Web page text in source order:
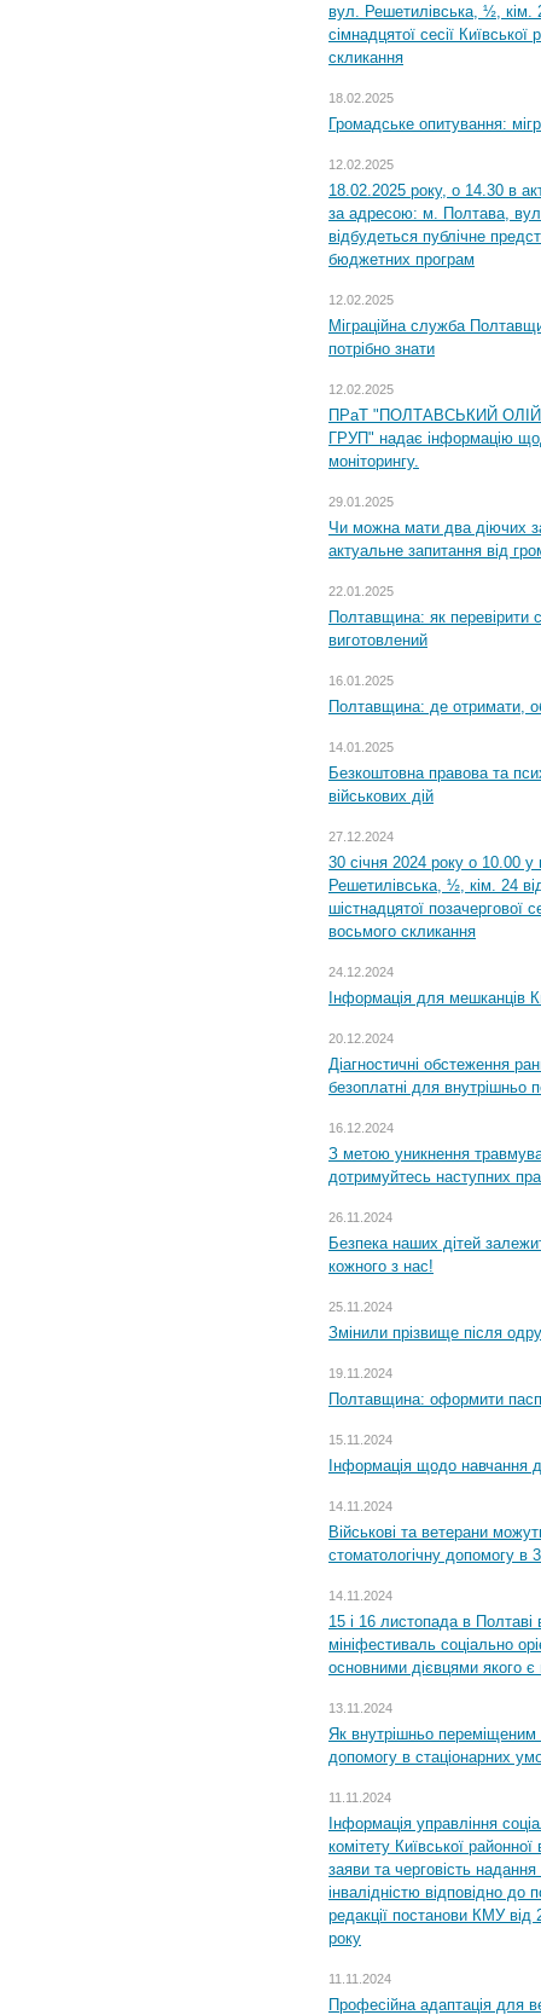
вул. Решетилівська, ½, кім.
сімнадцятої сесії
скликання
18.02.2025
Громадське опитування:
12.02.2025
18.02.2025 року, о 14.30 в
за адресою: м. Полтава,
відбудеться публічне
бюджетних програм
12.02.2025
Міграційна служба
потрібно знати
12.02.2025
ПРаТ "ПОЛТАВСЬКИЙ
ГРУП" надає інформацію
моніторингу.
29.01.2025
Чи можна мати два діючих
актуальне запитання від
22.01.2025
Полтавщина: як перевірити
виготовлений
16.01.2025
Полтавщина: де отримати,
14.01.2025
Безкоштовна правова та
військових дій
27.12.2024
30 січня 2024 року о 10.00 у
Решетилівська, ½, кім. 24
шістнадцятої позачергової
восьмого скликання
24.12.2024
Інформація для мешканців
20.12.2024
Діагностичні обстеження
безоплатні для внутрішньо
16.12.2024
З метою уникнення
дотримуйтесь наступних
26.11.2024
Безпека наших дітей
кожного з нас!
25.11.2024
Змінили прізвище після
19.11.2024
Полтавщина: оформити
15.11.2024
Інформація щодо навчання
14.11.2024
Військові та ветерани
стоматологічну допомогу в
14.11.2024
15 і 16 листопада в
мініфестиваль соціально
основними дієвцями якого є
13.11.2024
Як внутрішньо переміщеним
допомогу в стаціонарних
11.11.2024
Інформація управління
комітету Київської
заяви та черговість надання
інвалідністю відповідно
редакції постанови КМУ
року
11.11.2024
Професійна адаптація для